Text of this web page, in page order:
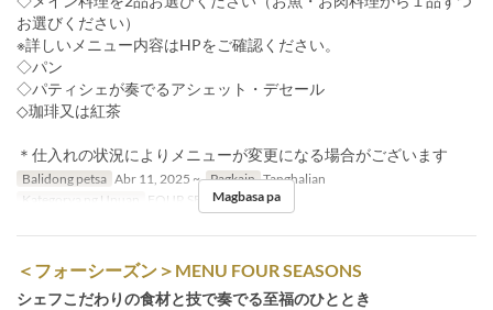
お選びください）
※詳しいメニュー内容はHPをご確認ください。
◇パン
◇パティシェが奏でるアシェット・デセール
◇珈琲又は紅茶
＊仕入れの状況によりメニューが変更になる場合がございます
Balidong petsa Abr 11, 2025 ~ Pagkain Tanghalian
Kategorya ng Upuan
FOUR SEASONMagbasa pa
＜フォーシーズン＞MENU FOUR SEASONS
シェフこだわりの食材と技で奏でる至福のひととき